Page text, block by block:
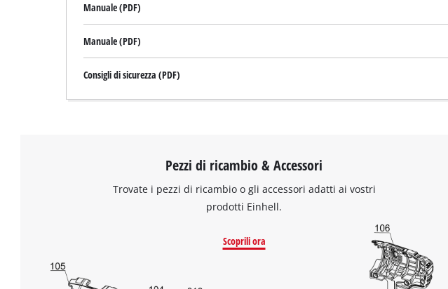
Manuale (PDF)
Manuale (PDF)
Consigli di sicurezza (PDF)
Pezzi di ricambio & Accessori
Trovate i pezzi di ricambio o gli accessori adatti ai vostri
prodotti Einhell.
Scoprili ora